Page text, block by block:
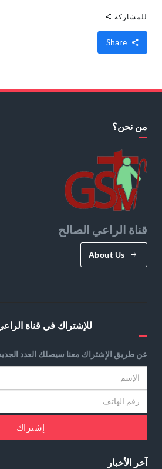
للمشاركة
من نحن؟
قناة الراعي الصالح
About Us
للإشتراك في قناة
عن طريق الإشتراك معنا سيصلك العدد
إشتراك
آخر الأخبار